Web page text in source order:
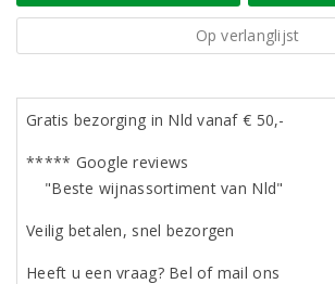
Op verlanglijst
Gratis bezorging in Nld vanaf € 50,-
***** Google reviews
"Beste wijnassortiment van Nld"
Veilig betalen, snel bezorgen
Heeft u een vraag? Bel of mail ons